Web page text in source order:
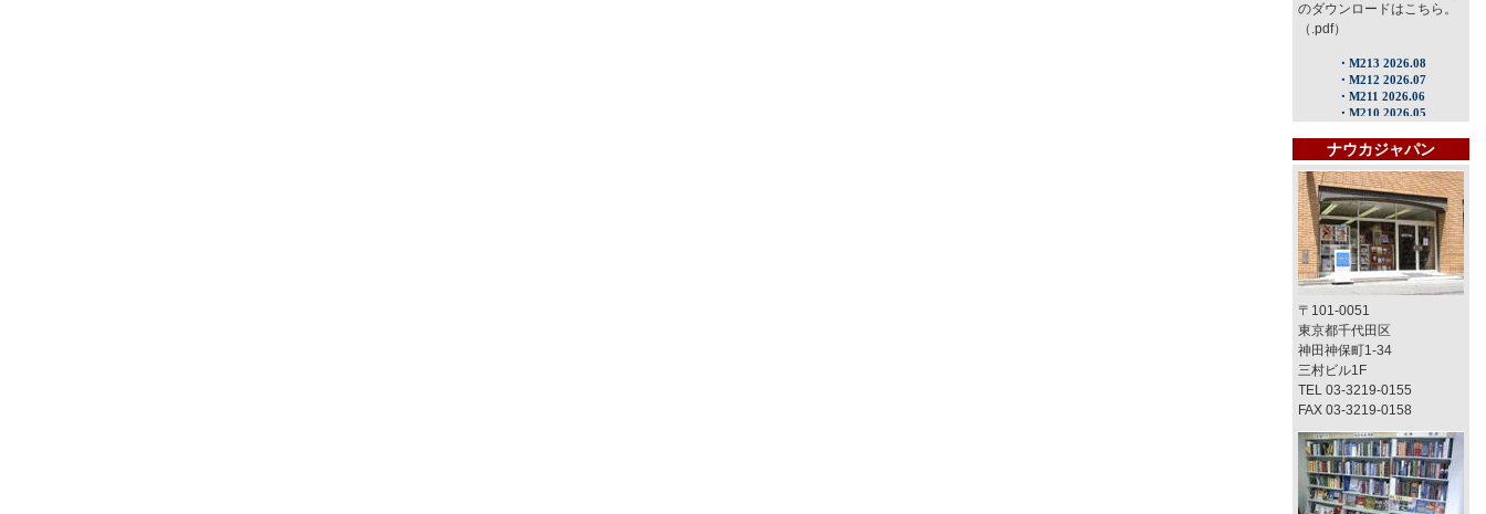
のダウンロードはこちら。
（.pdf）
ナウカジャパン
〒101-0051
東京都千代田区
神田神保町1-34
三村ビル1F
TEL 03-3219-0155
FAX 03-3219-0158